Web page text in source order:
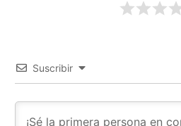
Suscribir